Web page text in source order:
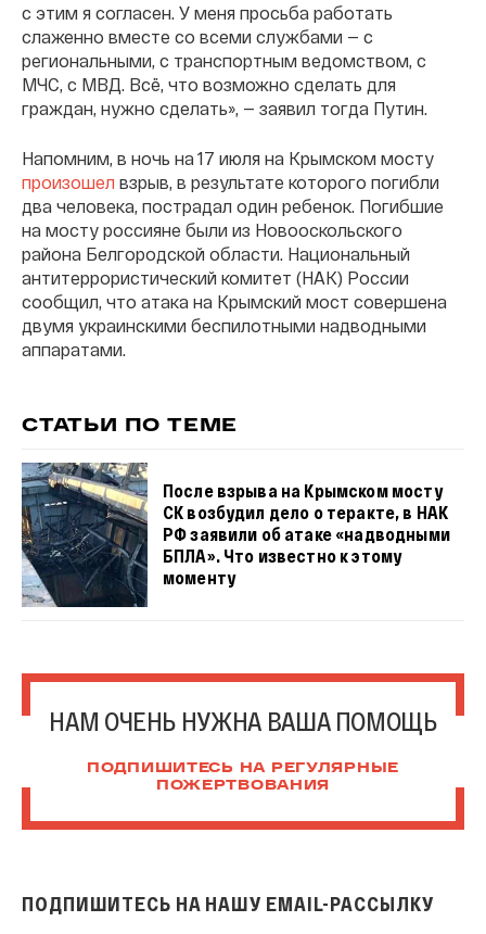
с этим я согласен. У меня просьба работать
слаженно вместе со всеми службами — с
региональными, с транспортным ведомством, с
МЧС, с МВД. Всё, что возможно сделать для
граждан, нужно сделать», — заявил тогда Путин.
Напомним, в ночь на 17 июля на Крымском мосту
произошел взрыв, в результате которого погибли
два человека, пострадал один ребенок. Погибшие
на мосту россияне были из Новооскольского
района Белгородской области. Национальный
антитеррористический комитет (НАК) России
сообщил, что атака на Крымский мост совершена
двумя украинскими беспилотными надводными
аппаратами.
СТАТЬИ ПО ТЕМЕ
После взрыва на Крымском мосту
СК возбудил дело о теракте, в НАК
РФ заявили об атаке «надводными
БПЛА». Что известно к этому
моменту
НАМ ОЧЕНЬ НУЖНА ВАША ПОМОЩЬ
ПОДПИШИТЕСЬ НА РЕГУЛЯРНЫЕ
ПОЖЕРТВОВАНИЯ
ПОДПИШИТЕСЬ НА НАШУ EMAIL-РАССЫЛКУ